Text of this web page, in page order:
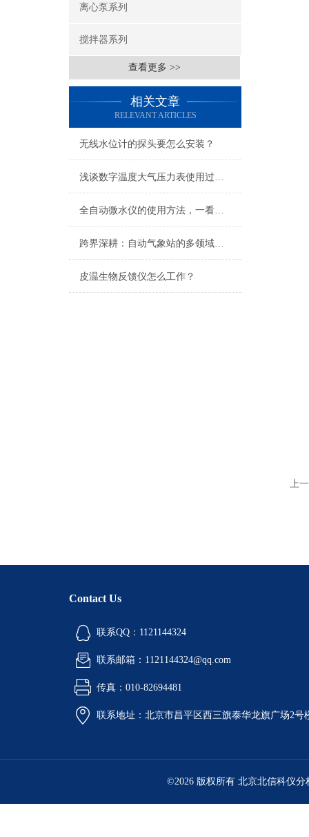
离心泵系列
搅拌器系列
查看更多 >>
相关文章
RELEVANT ARTICLES
无线水位计的探头要怎么安装？
浅谈数字温度大气压力表使用过程中的注意事项
全自动微水仪的使用方法，一看就会
跨界深耕：自动气象站的多领域应用图谱
皮温生物反馈仪怎么工作？
上
Contact Us
联系QQ：1121144324
联系邮箱：1121144324@qq.com
传真：010-82694481
联系地址：北京市昌平区西三旗泰华龙旗广场2号
©2026 版权所有 北京北信科仪